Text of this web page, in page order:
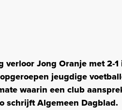
verloor Jong Oranje met 2-
jeugdige
waarin een club
schrijft Algemeen Dagblad.